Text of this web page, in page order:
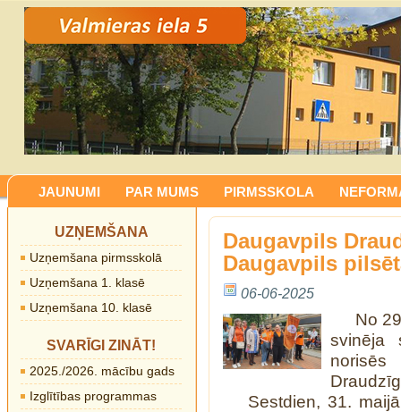
JAUNUMI PAR MUMS PIRMSSKOLA
UZŅEMŠANA
Uzņemšana pirmsskolā
Uzņemšana 1. klasē
Uzņemšana 10. klasē
SVARĪGI ZINĀT!
2025./2026. mācību gads
Izglītības programmas
Daugavpils
Daugavpils
06-06-2025
No
svinēja
Sestdien, 31.